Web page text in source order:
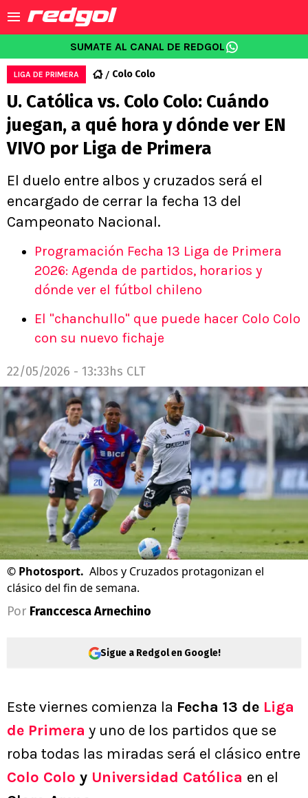
SUMATE AL CANAL DE REDGOL
LIGA DE PRIMERA Colo Colo
U. Católica vs. Colo Colo: Cuándo
juegan, a qué hora y dónde ver EN
VIVO por Liga de Primera
El duelo entre albos y cruzados será el
encargado de cerrar la fecha 13 del
Campeonato Nacional.
Programación Fecha 13 Liga de Primera
2026: Agenda de partidos, horarios y
dónde ver el fútbol chileno
El "chanchullo" que puede hacer Colo Colo
con su nuevo fichaje
22/05/2026 - 13:33hs CLT
© Photosport. Albos y Cruzados protagonizan el
clásico del fin de semana.
Por Franccesca Arnechino
Sigue a Redgol en Google!
Este viernes comienza la Fecha 13 de Liga
de Primera y uno de los partidos que se
roba todas las miradas será el clásico entre
Colo Colo y Universidad Católica en el